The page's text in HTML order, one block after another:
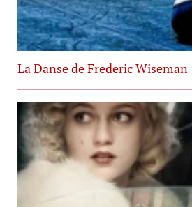
La Danse de Frederic Wiseman